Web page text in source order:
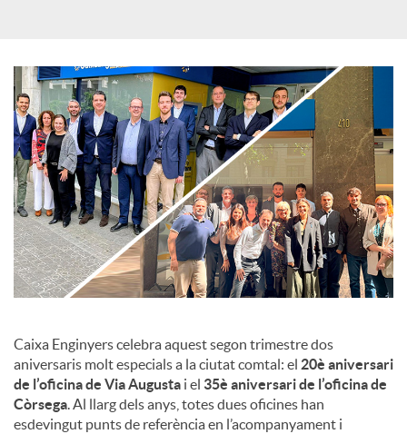
e
c
o
n
t
i
Caixa Enginyers celebra aquest segon trimestre dos
aniversaris molt especials a la ciutat comtal: el 20è aniversari
de l’oficina de Via Augusta i el 35è aniversari de l’oficina de
Còrsega. Al llarg dels anys, totes dues oficines han
esdevingut punts de referència en l’acompanyament i